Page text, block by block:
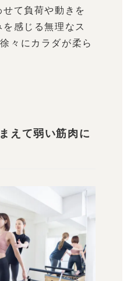
て負荷や動きを
感じる無理なス
々にカラダが柔ら
えて弱い筋肉に